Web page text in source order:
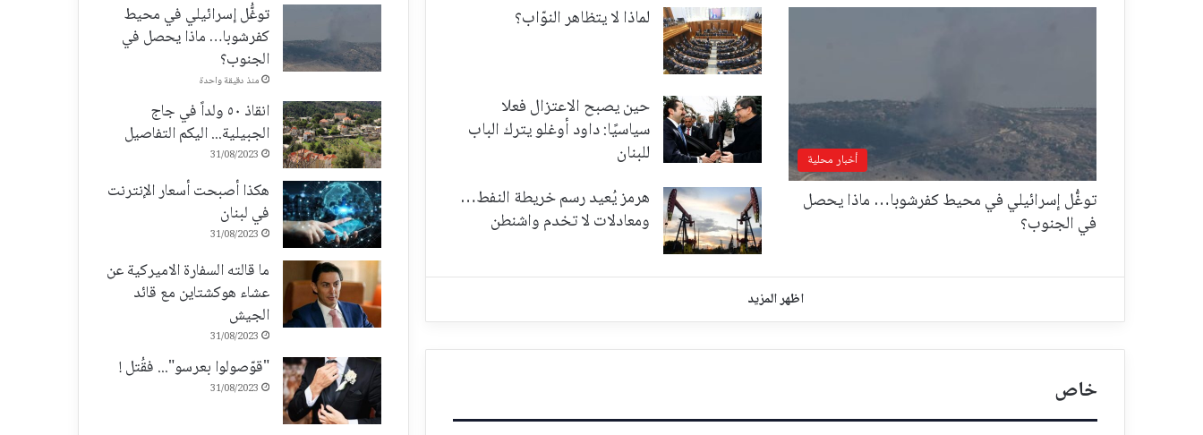
أخبار محلية
توغُّل إسرائيلي في محيط كفرشوبا… ماذا يحصل
في الجنوب؟
لماذا لا يتظاهر النوّاب؟
حين يصبح الاعتزال فعلا
سياسيًا: داود أوغلو يترك الباب
للبنان
هرمز يُعيد رسم خريطة النفط…
ومعادلات لا تخدم واشنطن
اظهر المزيد
خاص
توغُّل إسرائيلي في محيط
كفرشوبا… ماذا يحصل في
الجنوب؟
منذ دقيقة واحدة
انقاذ ٥٠ ولداً في جاج
الجبيلية... اليكم التفاصيل
31/08/2023
هكذا أصبحت أسعار الإنترنت
في لبنان
31/08/2023
ما قالته السفارة الاميركية عن
عشاء هوكشتاين مع قائد
الجيش
31/08/2023
"قوّصولوا بعرسو"... فقُتل !
31/08/2023